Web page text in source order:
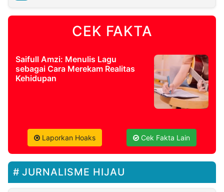
CEK FAKTA
Saifull Amzi: Menulis Lagu
sebagai Cara Merekam Realitas
Kehidupan
Laporkan Hoaks Cek Fakta Lain
JURNALISME HIJAU